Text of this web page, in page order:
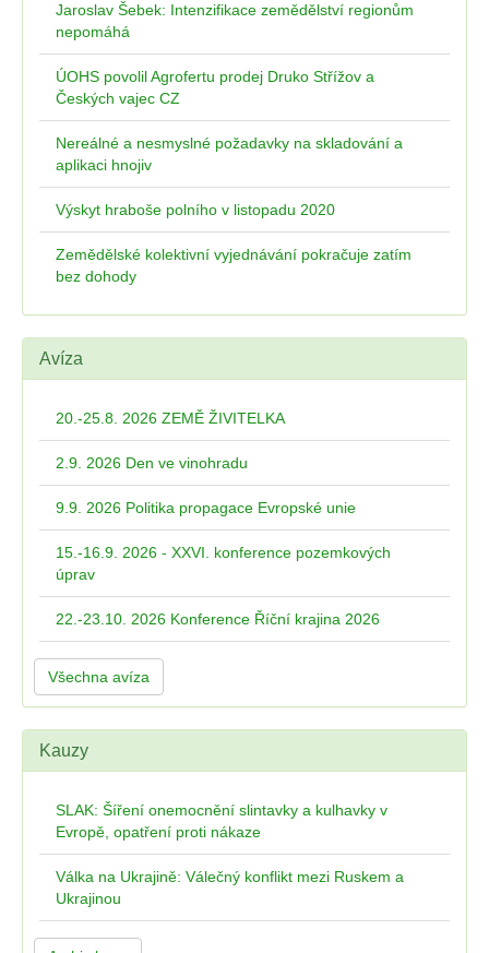
Jaroslav Šebek: Intenzifikace zemědělství regionům
nepomáhá
ÚOHS povolil Agrofertu prodej Druko Střížov a
Českých vajec CZ
Nereálné a nesmyslné požadavky na skladování a
aplikaci hnojiv
Výskyt hraboše polního v listopadu 2020
Zemědělské kolektivní vyjednávání pokračuje zatím
bez dohody
Avíza
20.-25.8. 2026 ZEMĚ ŽIVITELKA
2.9. 2026 Den ve vinohradu
9.9. 2026 Politika propagace Evropské unie
15.-16.9. 2026 - XXVI. konference pozemkových
úprav
22.-23.10. 2026 Konference Říční krajina 2026
Všechna avíza
Kauzy
SLAK: Šíření onemocnění slintavky a kulhavky v
Evropě, opatření proti nákaze
Válka na Ukrajině: Válečný konflikt mezi Ruskem a
Ukrajinou